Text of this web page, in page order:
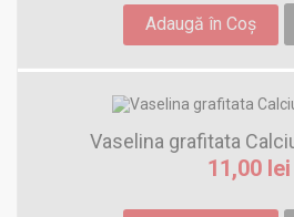
Adaugă în Coş
Vaselina grafitata
11,00 lei